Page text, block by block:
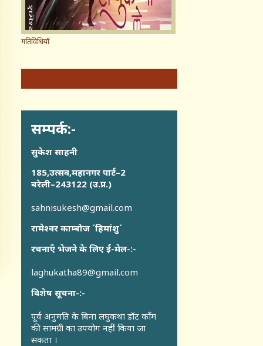
गतिविधियाँ
सम्पर्क:-
सुकेश साहनी
185,उत्सव,महानगर पार्ट–2
बरेली–243122 (उ.प्र.)
sahnisukesh@gmail.com
रामेश्वर काम्बोज ´हिमांशु´
रचनाएँ भेजने के लिए ई-मेल-:-
laghukatha89@gmail.com
विशेष सूचना-:-
पूर्व अनुमति के बिना लघुकथा डॉट कॉंम
की सामग्री का उपयोग नहीं किया जा
सकता ।